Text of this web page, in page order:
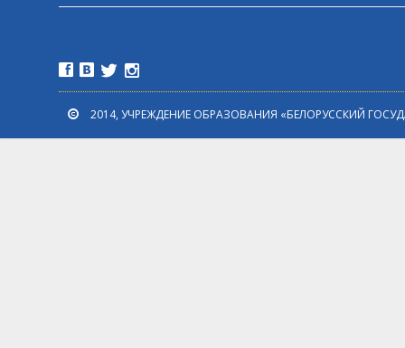
2014, УЧРЕЖДЕНИЕ ОБРАЗОВАНИЯ «БЕЛОРУССКИЙ